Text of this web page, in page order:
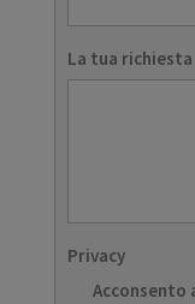
La tua richiesta
Privacy